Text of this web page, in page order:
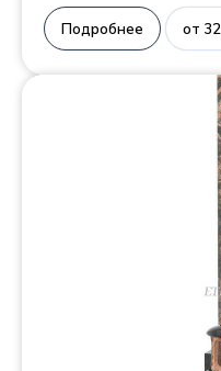
Подробнее от